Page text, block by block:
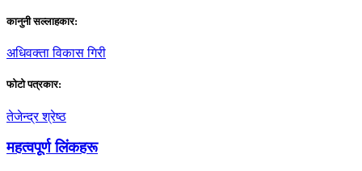
कानुनी सल्लाहकार:
अधिवक्ता विकास गिरी
फाेटाे पत्रकार:
तेजेन्द्र श्रेष्ठ
महत्वपूर्ण लिंकहरू